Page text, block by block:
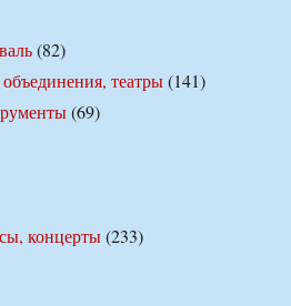
(82)
театры(141)
(69)
концерты(233)